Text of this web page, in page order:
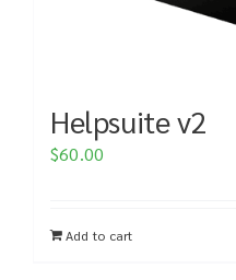
Helpsuite v2
$60.00
Add to cart